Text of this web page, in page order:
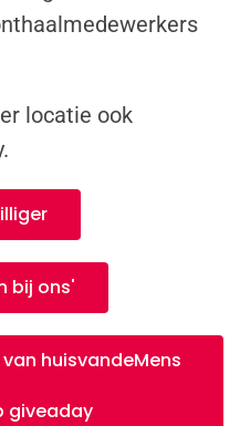
locatie ook
bij ons'
huisvandeMens
giveaday